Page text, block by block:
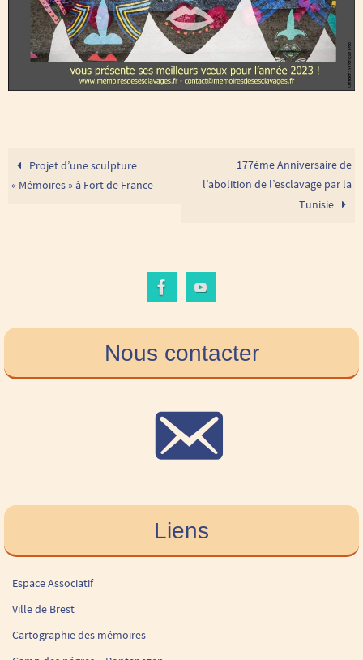
Projet d’une sculpture
« Mémoires » à Fort de France
177ème Anniversaire de
l’abolition de l’esclavage par la
Tunisie
Nous contacter
Liens
Espace Associatif
Ville de Brest
Cartographie des mémoires